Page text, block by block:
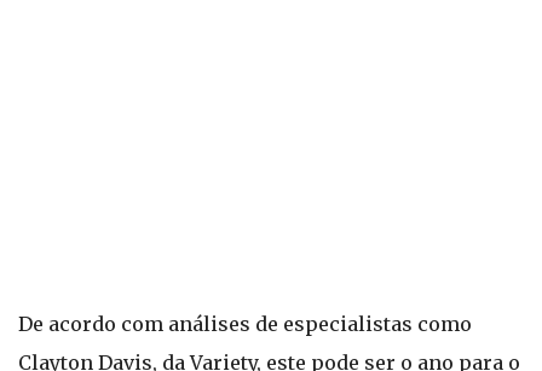
De acordo com análises de especialistas como
Clayton Davis, da Variety, este pode ser o ano para o